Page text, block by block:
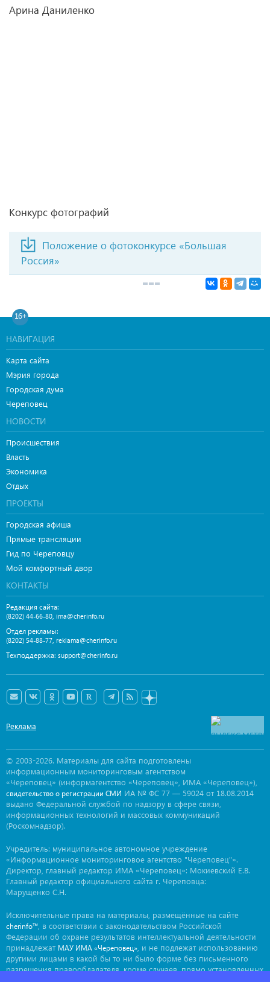
Арина Даниленко
Конкурс фотографий
Положение о фотоконкурсе «Большая
Россия»
16+
НАВИГАЦИЯ
Карта сайта
Мэрия города
Городская дума
Череповец
НОВОСТИ
Происшествия
Власть
Экономика
Отдых
ПРОЕКТЫ
Городская афиша
Прямые трансляции
Гид по Череповцу
Мой комфортный двор
КОНТАКТЫ
Редакция сайта:
(8202) 44-66-80, ima@cherinfo.ru
Отдел рекламы:
(8202) 54-88-77, reklama@cherinfo.ru
Техподдержка: support@cherinfo.ru
Реклама
© 2003-2026. Материалы для сайта подготовлены
информационным мониторинговым агентством
«Череповец» (информагентство «Череповец», ИМА «Череповец»),
свидетельство о регистрации СМИ ИА № ФС 77 — 59024 от 18.08.2014
выдано Федеральной службой по надзору в сфере связи,
информационных технологий и массовых коммуникаций
(Роскомнадзор).
Учредитель: муниципальное автономное учреждение
«Информационное мониторинговое агентство "Череповец"».
Директор, главный редактор ИМА «Череповец»: Мокиевский Е.В.
Главный редактор официального сайта г. Череповца:
Марущенко С.Н.
Исключительные права на материалы, размещённые на сайте
cherinfo™, в соответствии с законодательством Российской
Федерации об охране результатов интеллектуальной деятельности
принадлежат МАУ ИМА «Череповец», и не подлежат использованию
другими лицами в какой бы то ни было форме без письменного
разрешения правообладателя, кроме случаев, прямо установленных